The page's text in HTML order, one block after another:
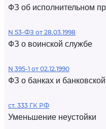
ФЗ об исполнительном
N 53-ФЗ от 28.03.1998
ФЗ о воинской службе
N 395-1 от 02.12.1990
ФЗ о банках и
ст. 333 ГК РФ
Уменьшение неустойки